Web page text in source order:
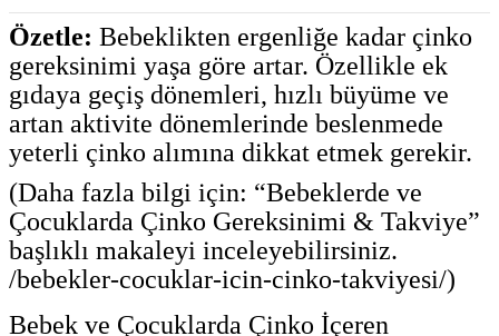
Özetle: Bebeklikten ergenliğe kadar çinko
gereksinimi yaşa göre artar. Özellikle ek
gıdaya geçiş dönemleri, hızlı büyüme ve
artan aktivite dönemlerinde beslenmede
yeterli çinko alımına dikkat etmek gerekir.
(Daha fazla bilgi için: “Bebeklerde ve
Çocuklarda Çinko Gereksinimi & Takviye”
başlıklı makaleyi inceleyebilirsiniz.
/bebekler-cocuklar-icin-cinko-takviyesi/)
Bebek ve Çocuklarda Çinko İçeren